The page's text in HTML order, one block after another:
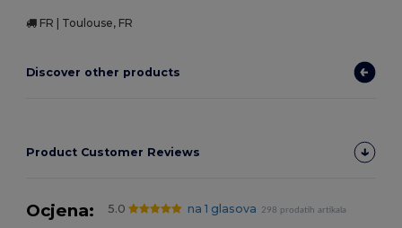
FR | Toulouse, FR
Discover other products
Product Customer Reviews
Ocjena: 5.0 na 1 glasova 298 prodatih artikala